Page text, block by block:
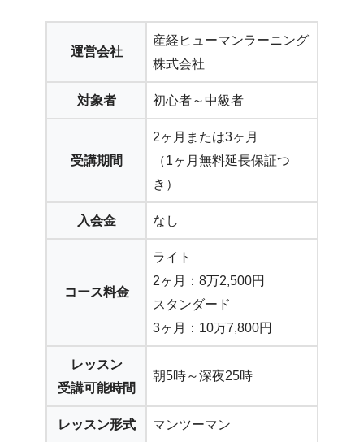
運営会社
産経ヒューマンラーニング
株式会社
対象者 初心者～中級者
受講期間
2ヶ月または3ヶ月
（1ヶ月無料延長保証つ
き）
入会金 なし
コース料金
ライト
2ヶ月：8万2,500円
スタンダード
3ヶ月：10万7,800円
レッスン
受講可能時間
朝5時～深夜25時
レッスン形式 マンツーマン